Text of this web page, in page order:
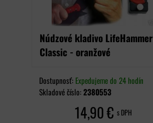
Núdzové kladivo LifeHammer
Classic - oranžové
Dostupnosť: Expedujeme do 24 hodín
Skladové číslo:2380553
14,90 €s DPH